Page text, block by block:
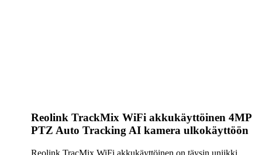
Reolink TrackMix WiFi akkukäyttöinen 4MP
PTZ Auto Tracking AI kamera ulkokäyttöön
Reolink TracMix WiFi akkukäyttöinen on täysin uniikki